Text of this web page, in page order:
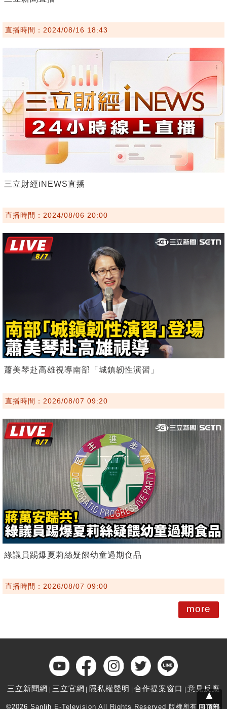
直播時間：2024/08/16 18:43
三立財經iNEWS直播
直播時間：2024/08/06 20:00
蕭美琴赴高雄視導南部「城鎮韌性演習」
直播時間：2026/08/07 09:20
綠議員踢爆夏莉絲疑餵幼童過期食品
直播時間：2026/08/07 09:00
more
三立新聞網 三立官網 隱私權聲明 合作提案窗口 意見反應
©2026 Sanlih E-Television All Rights Reserved 版權所有 盜用必
▲
回頂部